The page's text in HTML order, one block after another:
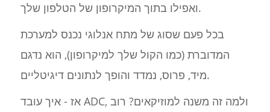
ואפילו בתוך המיקרופון של הטלפון שלך.
בכל פעם שסוג של מתח אנלוגי נכנס למערכת
המדוברת (כמו הקול שלך למיקרופון), הוא נדגם
מיד, פרוס, נמדד והופך לנתונים דיגיטליים.
אז - איך עובד ADC, ולמה זה משנה למוזיקאים? רוב